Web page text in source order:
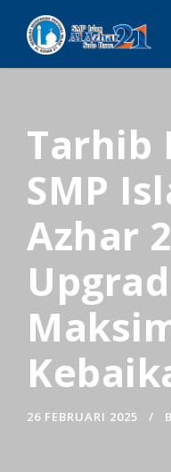
Tarhib
SMP
Azhar
26 FEBRUARI 2025